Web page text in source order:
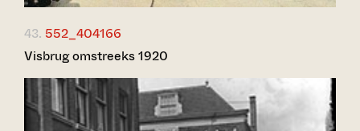
43. 552_404166
Visbrug omstreeks 1920